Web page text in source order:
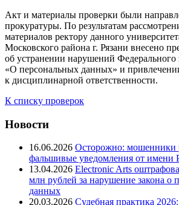
Акт и материалы проверки были
прокуратуры. По результатам
материалов ректору данного
Московского района г. Рязани внесено
об устранении нарушений Федерального
«О персональных данных» и
к дисциплинарной ответственности.
К списку проверок
Новости
16.06.2026 Осторожно: мошенники
фальшивые уведомления от имени
13.04.2026 Electronic Arts
млн рублей за нарушение закона о
данных
20.03.2026 Судебная практика